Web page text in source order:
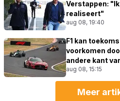
Verstappen:
realiseert"
aug 08, 19:40
F1 kan
voorkomen
andere kant
aug 08, 15:15
Meer